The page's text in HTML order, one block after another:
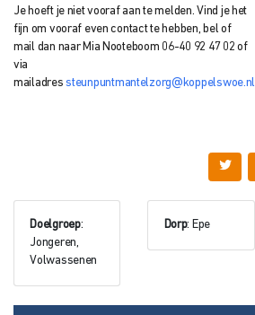
Je hoeft je niet vooraf aan te melden. Vind je het
fijn om vooraf even contact te hebben, bel of
mail dan naar Mia Nooteboom 06-40 92 47 02 of
via
mailadressteunpuntmantelzorg@koppelswoe.nl
Doelgroep:
Jongeren,
Volwassenen
Dorp: Epe